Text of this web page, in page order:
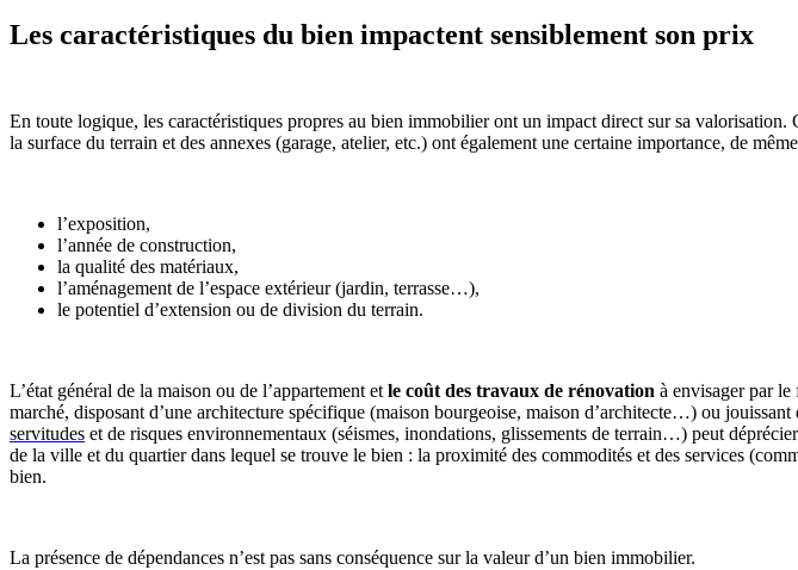
Les caractéristiques du bien impactent sensiblement son prix
En toute logique, les caractéristiques propres au bien immobilier ont un impact direct sur sa
la surface du terrain et des annexes (garage, atelier, etc.) ont également une certaine importance, de
l’exposition,
l’année de construction,
la qualité des matériaux,
l’aménagement de l’espace extérieur (jardin, terrasse…),
le potentiel d’extension ou de division du terrain.
L’état général de la maison ou de l’appartement et le coût des travaux de rénovation à envisager par
marché, disposant d’une architecture spécifique (maison bourgeoise, maison d’architecte…) ou
servitudes et de risques environnementaux (séismes, inondations, glissements de terrain…) peut
de la ville et du quartier dans lequel se trouve le bien : la proximité des commodités et des services
bien.
La présence de dépendances n’est pas sans conséquence sur la valeur d’un bien immobilier.